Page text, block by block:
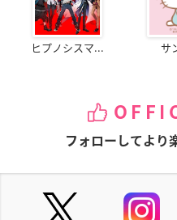
ヒプノシスマ... サ
フォローしてより